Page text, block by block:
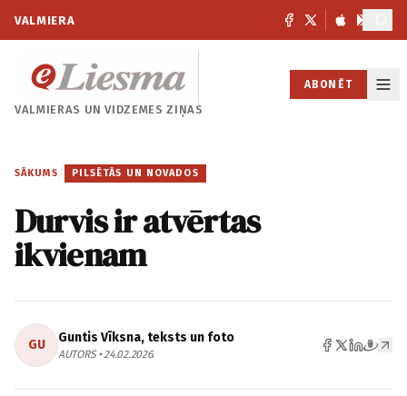
VALMIERA
VALMIERAS UNVIDZEMES ZIŅAS
ABONĒT
SĀKUMS / PILSĒTĀS UN NOVADOS
Durvis ir atvērtas
ikvienam
GU Guntis Vīksna, teksts un foto
AUTORS • 24.02.2026.